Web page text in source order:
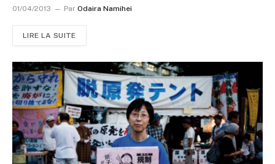
01/04/2013 Par Odaira Namihei
LIRE LA SUITE